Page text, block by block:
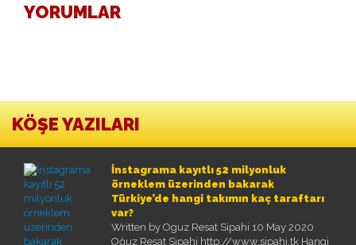
YORUMLAR
KÖŞE YAZILARI
İnstagrama kayıtlı 52 milyonluk
örneklem üzerinden bakarak
Türkiye’de hangi takımın kaç taraftarı
var?
Written by Oguz Resat Sipahi 10 May 2020
Oğuz Reşat Sipahi http://www.sipahi.tk Hangi